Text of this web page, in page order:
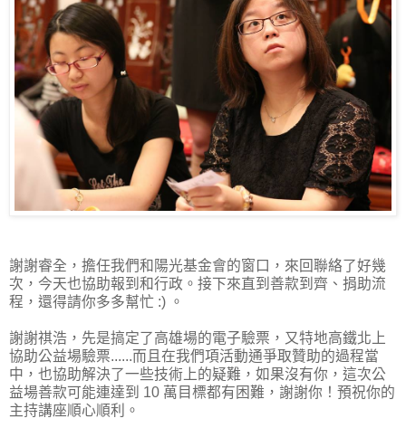
謝謝睿全，擔任我們和陽光基金會的窗口，來回聯絡了好幾
次，今天也協助報到和行政。接下來直到善款到齊、捐助流
程，還得請你多多幫忙 :) 。
謝謝祺浩，先是搞定了高雄場的電子驗票，又特地高鐵北上
協助公益場驗票......而且在我們項活動通爭取贊助的過程當
中，也協助解決了一些技術上的疑難，如果沒有你，這次公
益場善款可能連達到 10 萬目標都有困難，謝謝你！預祝你的
主持講座順心順利。